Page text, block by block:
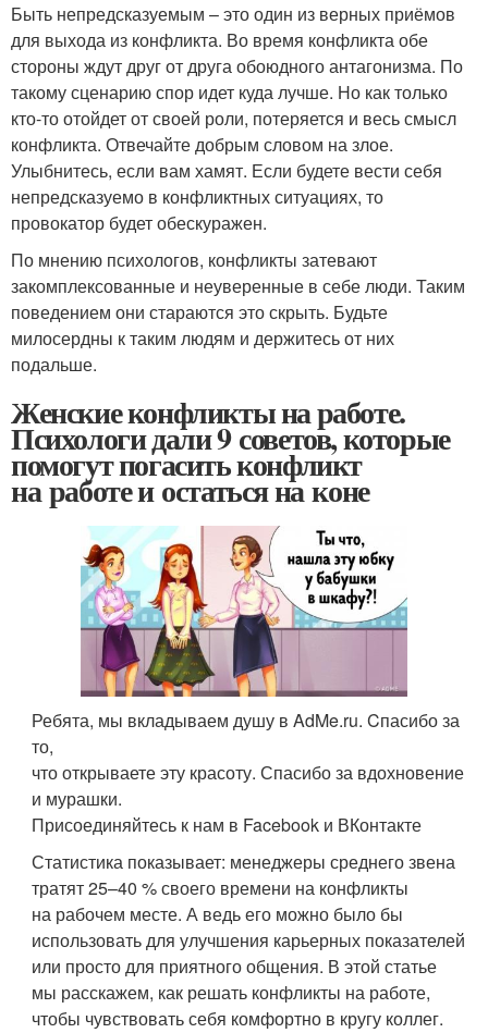
Быть непредсказуемым – это один из верных приёмов
для выхода из конфликта. Во время конфликта обе
стороны ждут друг от друга обоюдного антагонизма. По
такому сценарию спор идет куда лучше. Но как только
кто-то отойдет от своей роли, потеряется и весь смысл
конфликта. Отвечайте добрым словом на злое.
Улыбнитесь, если вам хамят. Если будете вести себя
непредсказуемо в конфликтных ситуациях, то
провокатор будет обескуражен.
По мнению психологов, конфликты затевают
закомплексованные и неуверенные в себе люди. Таким
поведением они стараются это скрыть. Будьте
милосердны к таким людям и держитесь от них
подальше.
Женские конфликты на работе.
Психологи дали 9 советов, которые
помогут погасить конфликт
на работе и остаться на коне
Ребята, мы вкладываем душу в AdMe.ru. Cпасибо за
то,
что открываете эту красоту. Спасибо за вдохновение
и мурашки.
Присоединяйтесь к нам в Facebook и ВКонтакте
Статистика показывает: менеджеры среднего звена
тратят 25–40 % своего времени на конфликты
на рабочем месте. А ведь его можно было бы
использовать для улучшения карьерных показателей
или просто для приятного общения. В этой статье
мы расскажем, как решать конфликты на работе,
чтобы чувствовать себя комфортно в кругу коллег.